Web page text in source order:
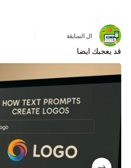
ال السابقة
قد يعجبك ايضا